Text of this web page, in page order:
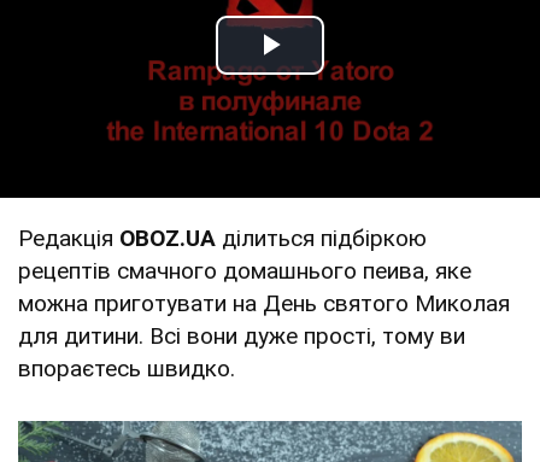
Play Video
Редакція OBOZ.UA ділиться підбіркою
рецептів смачного домашнього пеива, яке
можна приготувати на День святого Миколая
для дитини. Всі вони дуже прості, тому ви
впораєтесь швидко.